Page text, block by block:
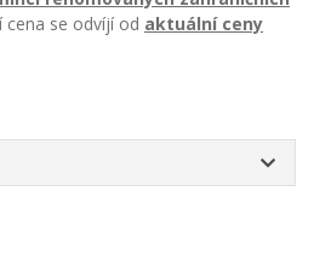
cena se odvíjí od aktuální ceny